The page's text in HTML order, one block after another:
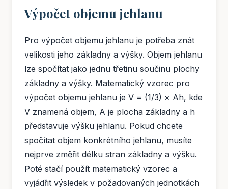
Výpočet objemu jehlanu
Pro výpočet objemu jehlanu je potřeba znát
velikosti jeho základny a výšky. Objem jehlanu
lze spočítat jako jednu třetinu součinu plochy
základny a výšky. Matematický vzorec pro
výpočet objemu jehlanu je V = (1/3) × Ah, kde
V znamená objem, A je plocha základny a h
představuje výšku jehlanu. Pokud chcete
spočítat objem konkrétního jehlanu, musíte
nejprve změřit délku stran základny a výšku.
Poté stačí použít matematický vzorec a
vyjádřit výsledek v požadovaných jednotkách